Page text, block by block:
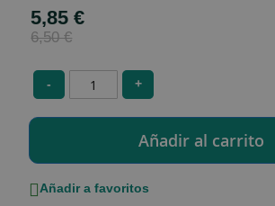
Special
Price
5,85 €
6,50 €
- +
Añadir a favoritos